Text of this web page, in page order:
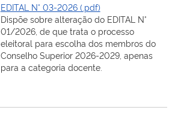
EDITAL N° 03-2026 (.pdf)
Dispõe sobre alteração do EDITAL N°
01/2026, de que trata o processo
eleitoral para escolha dos membros do
Conselho Superior 2026-2029, apenas
para a categoria docente.